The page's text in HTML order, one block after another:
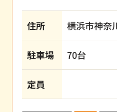
住所 横浜市神奈
駐車場 70台
定員